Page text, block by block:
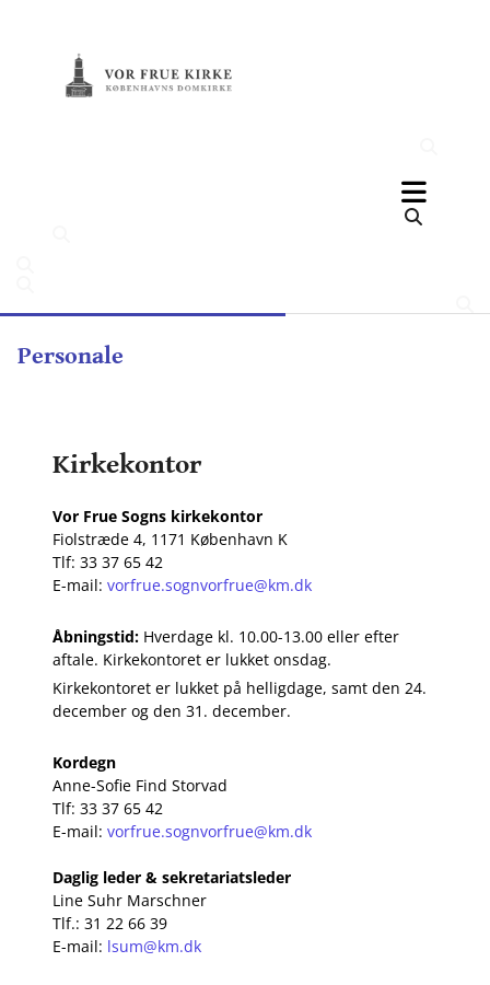
Personale
Kirkekontor
Vor Frue Sogns kirkekontor
Fiolstræde 4, 1171 København K
Tlf: 33 37 65 42
E-mail: vorfrue.sognvorfrue@km.dk
Åbningstid: Hverdage kl. 10.00-13.00 eller efter
aftale. Kirkekontoret er lukket onsdag.
Kirkekontoret er lukket på helligdage, samt den 24.
december og den 31. december.
Kordegn
Anne-Sofie Find Storvad
Tlf: 33 37 65 42
E-mail: vorfrue.sognvorfrue@km.dk
Daglig leder & sekretariatsleder
Line Suhr Marschner
Tlf.: 31 22 66 39
E-mail: lsum@km.dk